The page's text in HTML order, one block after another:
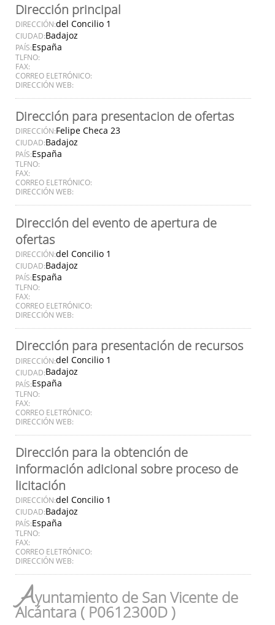
Dirección principal
DIRECCIÓN:del Concilio 1
CIUDAD:Badajoz
PAÍS:España
TLFNO:
FAX:
CORREO ELETRÓNICO:
DIRECCIÓN WEB:
Dirección para presentacion de ofertas
DIRECCIÓN:Felipe Checa 23
CIUDAD:Badajoz
PAÍS:España
TLFNO:
FAX:
CORREO ELETRÓNICO:
DIRECCIÓN WEB:
Dirección del evento de apertura de
ofertas
DIRECCIÓN:del Concilio 1
CIUDAD:Badajoz
PAÍS:España
TLFNO:
FAX:
CORREO ELETRÓNICO:
DIRECCIÓN WEB:
Dirección para presentación de recursos
DIRECCIÓN:del Concilio 1
CIUDAD:Badajoz
PAÍS:España
TLFNO:
FAX:
CORREO ELETRÓNICO:
DIRECCIÓN WEB:
Dirección para la obtención de
información adicional sobre proceso de
licitación
DIRECCIÓN:del Concilio 1
CIUDAD:Badajoz
PAÍS:España
TLFNO:
FAX:
CORREO ELETRÓNICO:
DIRECCIÓN WEB:
Ayuntamiento de San Vicente de
Alcántara ( P0612300D )